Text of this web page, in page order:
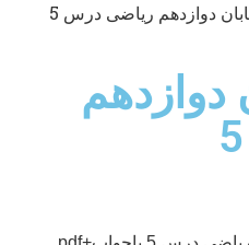
تست حسابان دوازدهم ریاضی درس 5
ریاضی درس 5